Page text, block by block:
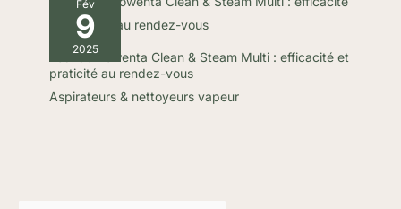
Fév
9
2025
Test du Rowenta Clean & Steam Multi : efficacité et
praticité au rendez-vous
Aspirateurs & nettoyeurs vapeur